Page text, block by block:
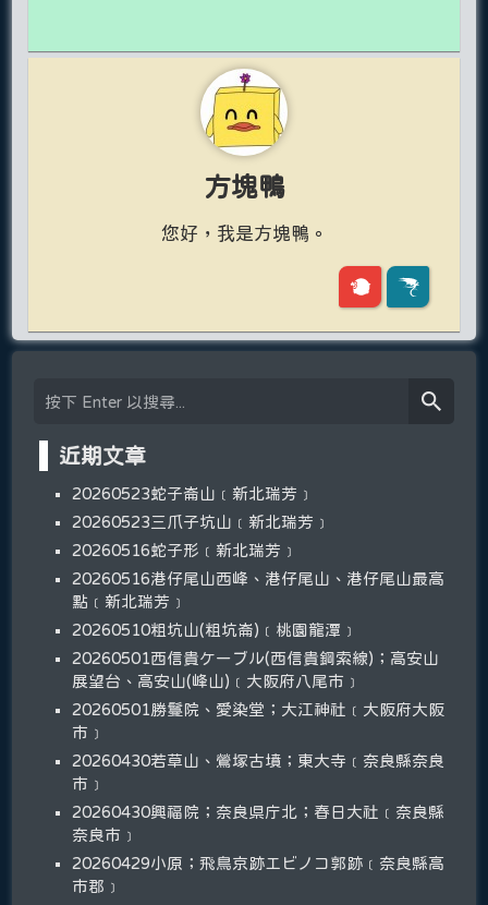
方塊鴨
您好，我是方塊鴨。
近期文章
20260523蛇子崙山﹝新北瑞芳﹞
20260523三爪子坑山﹝新北瑞芳﹞
20260516蛇子形﹝新北瑞芳﹞
20260516港仔尾山西峰、港仔尾山、港仔尾山最高
點﹝新北瑞芳﹞
20260510粗坑山(粗坑崙)﹝桃園龍潭﹞
20260501西信貴ケーブル(西信貴鋼索線)；高安山
展望台、高安山(峰山)﹝大阪府八尾市﹞
20260501勝鬘院、愛染堂；大江神社﹝大阪府大阪
市﹞
20260430若草山、鶯塚古墳；東大寺﹝奈良縣奈良
市﹞
20260430興福院；奈良県庁北；春日大社﹝奈良縣
奈良市﹞
20260429小原；飛鳥京跡エビノコ郭跡﹝奈良縣高
市郡﹞